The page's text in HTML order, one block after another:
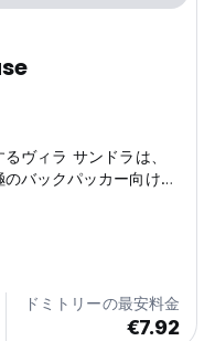
ヴィラ サンドラは、
バックパッカー向けゲ
囲気だけです！
ドミトリーの最安料金
€7.92